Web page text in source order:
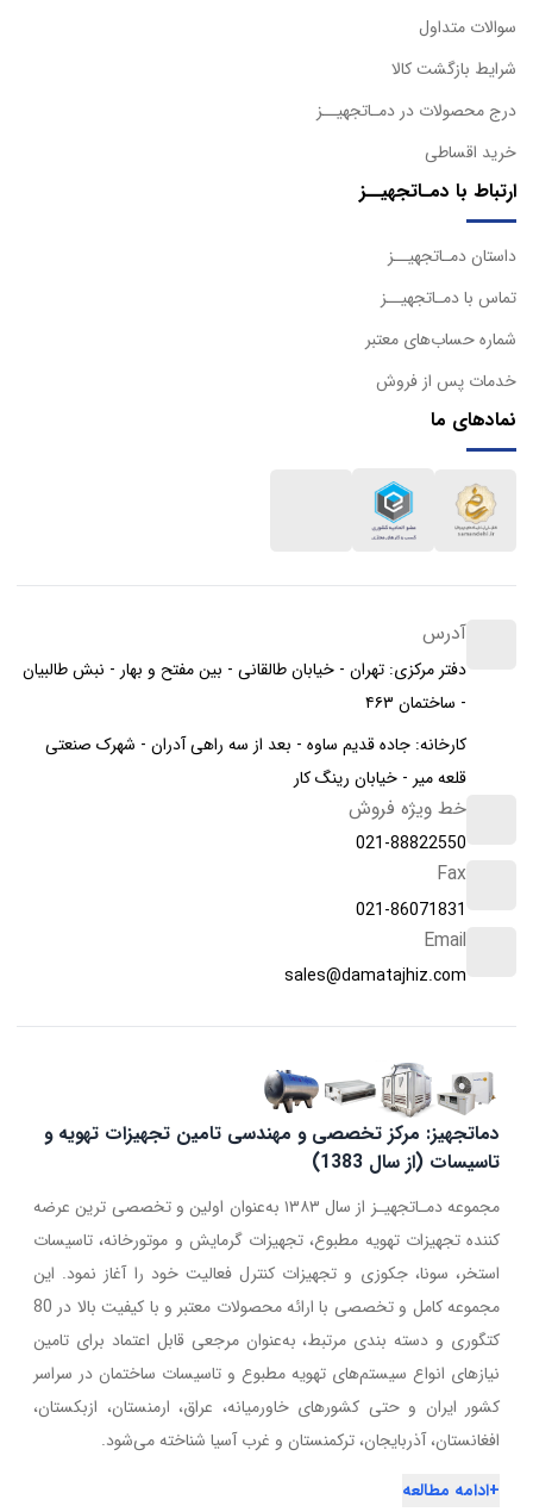
سوالات متداول
شرایط بازگشت کالا
درج محصولات در دمـاتجهیــز
خرید اقساطی
ارتباط با دمـاتجهیــز
داستان دمـاتجهیــز
تماس با دمـاتجهیــز
شماره حساب‌های معتبر
خدمات پس از فروش
نمادهای ما
آدرس
دفتر مرکزی: تهران - خیابان طالقانی - بین مفتح و بهار - نبش طالبیان
- ساختمان ۴۶۳
کارخانه: جاده قدیم ساوه - بعد از سه راهی آدران - شهرک صنعتی
قلعه میر - خیابان رینگ کار
خط ویژه فروش
021-88822550
Fax
021-86071831
Email
sales@damatajhiz.com
دماتجهیز: مرکز تخصصی و مهندسی تامین تجهیزات تهویه و
تاسیسات (از سال 1383)
مجموعه دمـاتجهیـز از سال ۱۳۸۳ به‌عنوان اولین و تخصصی ترین عرضه
کننده تجهیزات تهویه مطبوع، تجهیزات گرمایش و موتورخانه، تاسیسات
استخر، سونا، جکوزی و تجهیزات کنترل فعالیت خود را آغاز نمود. این
مجموعه کامل و تخصصی با ارائه محصولات معتبر و با کیفیت بالا در 80
کتگوری و دسته بندی مرتبط، به‌عنوان مرجعی قابل اعتماد برای تامین
نیازهای انواع سیستم‌های تهویه مطبوع و تاسیسات ساختمان در سراسر
کشور ایران و حتی کشورهای خاورمیانه، عراق، ارمنستان، ازبکستان،
افغانستان، آذربایجان، ترکمنستان و غرب آسیا شناخته می‌شود.
+ادامه مطالعه